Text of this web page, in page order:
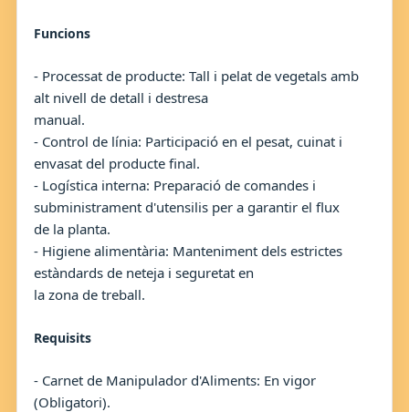
Funcions
- Processat de producte: Tall i pelat de vegetals amb
alt nivell de detall i destresa
manual.
- Control de línia: Participació en el pesat, cuinat i
envasat del producte final.
- Logística interna: Preparació de comandes i
subministrament d'utensilis per a garantir el flux
de la planta.
- Higiene alimentària: Manteniment dels estrictes
estàndards de neteja i seguretat en
la zona de treball.
Requisits
- Carnet de Manipulador d'Aliments: En vigor
(Obligatori).